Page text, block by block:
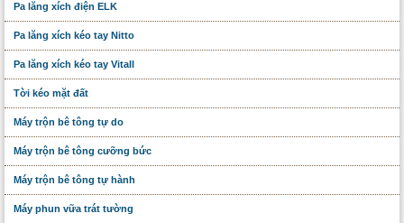
Pa lăng xích điện ELK
Pa lăng xích kéo tay Nitto
Pa lăng xích kéo tay Vitall
Tời kéo mặt đất
Máy trộn bê tông tự do
Máy trộn bê tông cưỡng bức
Máy trộn bê tông tự hành
Máy phun vữa trát tường